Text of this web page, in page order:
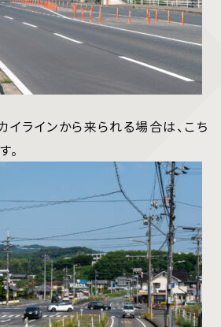
イラインから来られる場合は、こち
。